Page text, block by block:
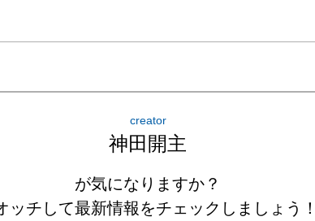
creator
神田開主
が気になりますか？
ッチして最新情報をチェックしましょう！